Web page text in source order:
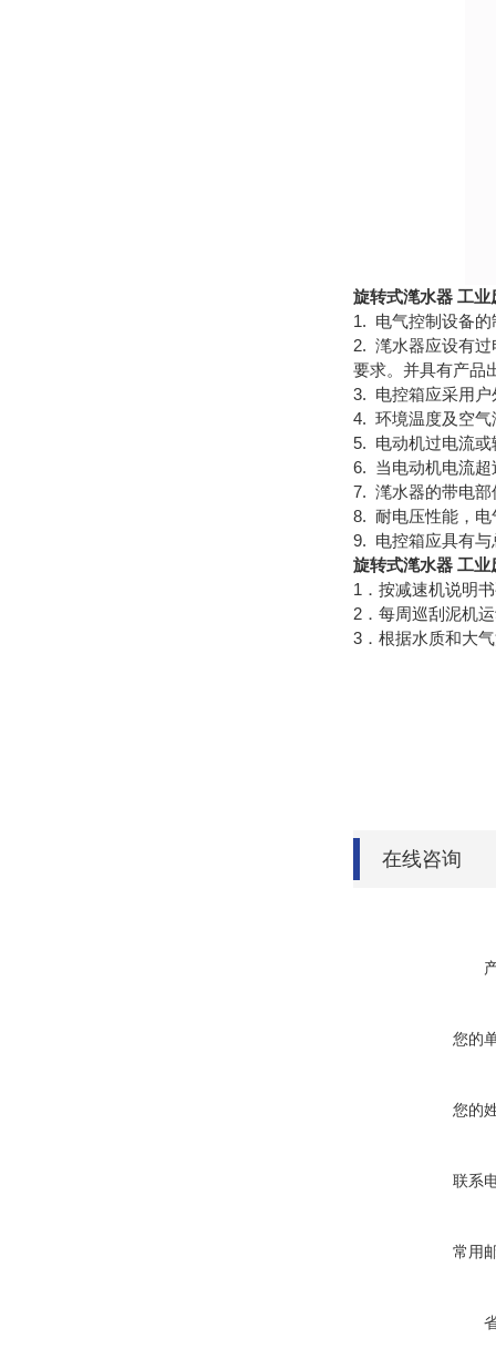
旋转式滗水器 工业
1. 电气控制设备的
2. 滗水器应设有
要求。并具有产品
3. 电控箱应采用
4. 环境温度及空
5. 电动机过电流或
6. 当电动机电流超
7. 滗水器的带电部
8. 耐电压性能，电
9. 电控箱应具有与
旋转式滗水器 工业
1．按减速机说明
2．每周巡刮泥机
3．根据水质和大
在线咨询
您的
您的
联系
常用